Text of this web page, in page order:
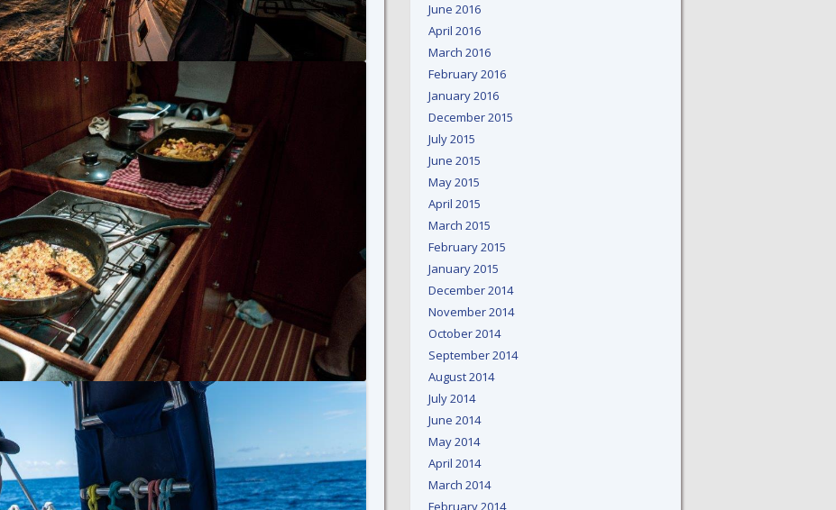
June 2016
April 2016
March 2016
February 2016
January 2016
December 2015
July 2015
June 2015
May 2015
April 2015
March 2015
February 2015
January 2015
December 2014
November 2014
October 2014
September 2014
August 2014
July 2014
June 2014
May 2014
April 2014
March 2014
February 2014